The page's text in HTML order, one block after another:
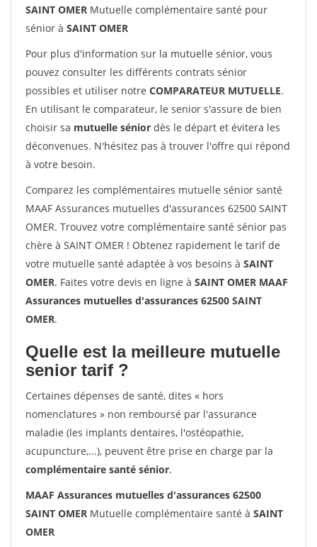
SAINT OMER Mutuelle complémentaire santé pour
sénior à SAINT OMER
Pour plus d'information sur la mutuelle sénior, vous
pouvez consulter les différents contrats sénior
possibles et utiliser notre COMPARATEUR MUTUELLE.
En utilisant le comparateur, le senior s'assure de bien
choisir sa mutuelle sénior dès le départ et évitera les
déconvenues. N'hésitez pas à trouver l'offre qui répond
à votre besoin.
Comparez les complémentaires mutuelle sénior santé
MAAF Assurances mutuelles d'assurances 62500 SAINT
OMER. Trouvez votre complémentaire santé sénior pas
chère à SAINT OMER ! Obtenez rapidement le tarif de
votre mutuelle santé adaptée à vos besoins à SAINT
OMER. Faites votre devis en ligne à SAINT OMER MAAF
Assurances mutuelles d'assurances 62500 SAINT
OMER.
Quelle est la meilleure mutuelle
senior tarif ?
Certaines dépenses de santé, dites « hors
nomenclatures » non remboursé par l'assurance
maladie (les implants dentaires, l'ostéopathie,
acupuncture,...), peuvent être prise en charge par la
complémentaire santé sénior.
MAAF Assurances mutuelles d'assurances 62500
SAINT OMER Mutuelle complémentaire santé à SAINT
OMER